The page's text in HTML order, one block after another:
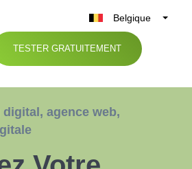
Belgique
België
Nederland
TESTER GRATUITEMENT
, agence web,